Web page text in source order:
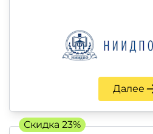
Далее
Скидка 23%